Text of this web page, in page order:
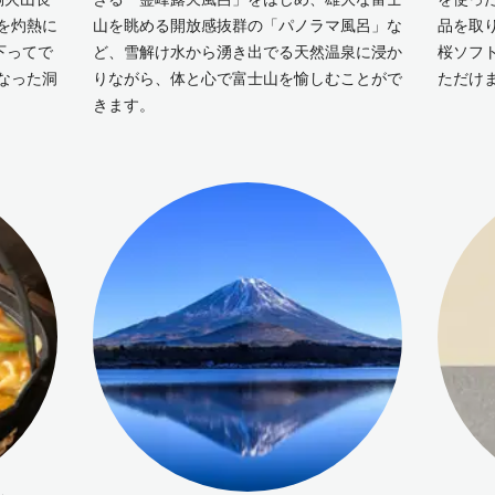
灼熱に
ってで
った洞
山を眺める開放感抜群の「パノラマ風呂」な
ど、雪解け水から湧き出でる天然温泉に浸か
りながら、体と心で富士山を愉しむことがで
きます。
品を取
桜ソフ
ただけ